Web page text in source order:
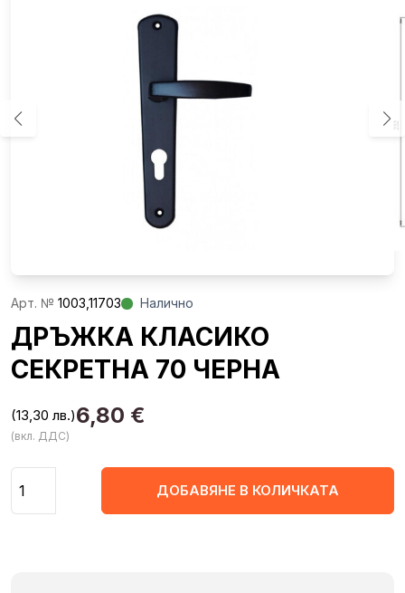
Aрт. № 1003,11703 Налично
ДРЪЖКА КЛАСИКО
СЕКРЕТНА 70 ЧЕРНА
6,80 €
(13,30 лв.)
(вкл. ДДС)
ДОБАВЯНЕ В КОЛИЧКАТА